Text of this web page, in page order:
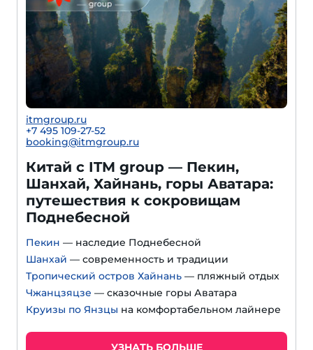
itmgroup.ru
+7 495 109-27-52
booking@itmgroup.ru
Китай с ITM group — Пекин,
Шанхай, Хайнань, горы Аватара:
путешествия к сокровищам
Поднебесной
Пекин — наследие Поднебесной
Шанхай — современность и традиции
Тропический остров Хайнань — пляжный отдых
Чжанцзяцзе — сказочные горы Аватара
Круизы по Янзцы на комфортабельном лайнере
УЗНАТЬ БОЛЬШЕ